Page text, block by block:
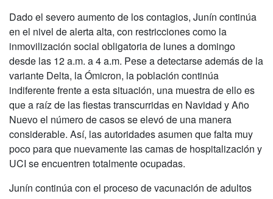
Dado el severo aumento de los contagios, Junín continúa
en el nivel de alerta alta, con restricciones como la
inmovilización social obligatoria de lunes a domingo
desde las 12 a.m. a 4 a.m. Pese a detectarse además de la
variante Delta, la Ómicron, la población continúa
indiferente frente a esta situación, una muestra de ello es
que a raíz de las fiestas transcurridas en Navidad y Año
Nuevo el número de casos se elevó de una manera
considerable. Así, las autoridades asumen que falta muy
poco para que nuevamente las camas de hospitalización y
UCI se encuentren totalmente ocupadas.
Junín continúa con el proceso de vacunación de adultos